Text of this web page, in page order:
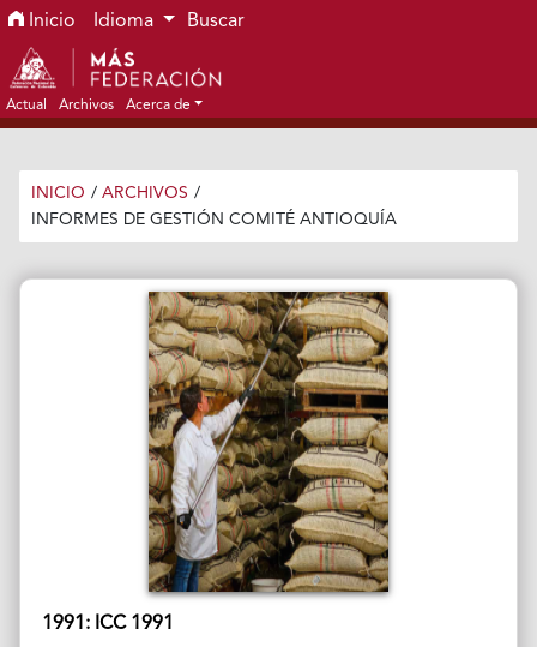
Ir al menú de navegación principal
Ir al contenido principal
Ir al pie de página del sitio
Inicio Idioma Buscar
Actual Archivos Acerca de
INICIO / ARCHIVOS /
INFORMES DE GESTIÓN COMITÉ ANTIOQUÍA
1991: ICC 1991